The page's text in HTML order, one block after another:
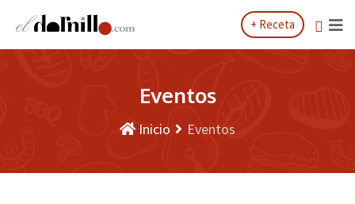
+ Receta
Eventos
Inicio Eventos